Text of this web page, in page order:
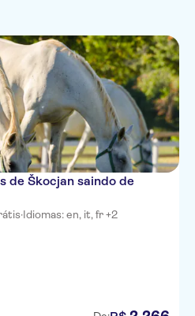
de Škocjan saindo de
·Idiomas: en, it, fr +2